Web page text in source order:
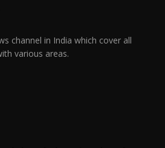
channel in India which cover all
various areas.